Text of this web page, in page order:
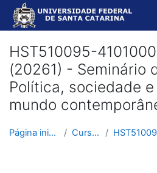
Ir para o conteúdo principal
HST510095-
(20261) - Seminário
Política, sociedade
mundo
Página inicial Cursos